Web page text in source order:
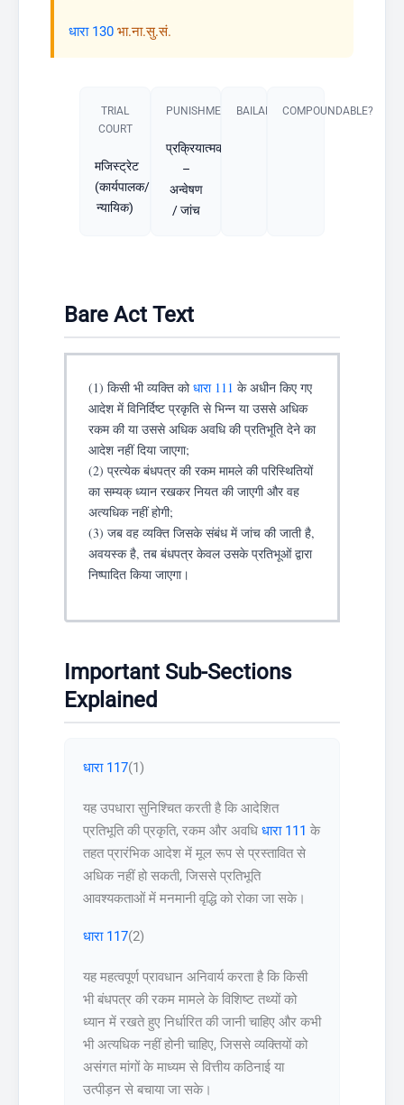
धारा 130 भा.ना.सु.सं.
TRIAL
COURT
मजिस्ट्रेट
(कार्यपालक/
न्यायिक)
PUNISHMENT​
प्रक्रियात्मक
–
अन्वेषण
/ जांच
BAILABLE?COMPOUNDABLE?
Bare Act Text
(1) किसी भी व्यक्ति कोधारा 111 के अधीन किए गए
आदेश में विनिर्दिष्ट प्रकृति से भिन्न या उससे अधिक
रकम की या उससे अधिक अवधि की प्रतिभूति देने का
आदेश नहीं दिया जाएगा;
(2) प्रत्येक बंधपत्र की रकम मामले की परिस्थितियों
का सम्यक् ध्यान रखकर नियत की जाएगी और वह
अत्यधिक नहीं होगी;
(3) जब वह व्यक्ति जिसके संबंध में जांच की जाती है,
अवयस्क है, तब बंधपत्र केवल उसके प्रतिभूओं द्वारा
निष्पादित किया जाएगा।
Important Sub-Sections
Explained
धारा 117(1)
यह उपधारा सुनिश्चित करती है कि आदेशित
प्रतिभूति की प्रकृति, रकम और अवधि धारा 111 के
तहत प्रारंभिक आदेश में मूल रूप से प्रस्तावित से
अधिक नहीं हो सकती, जिससे प्रतिभूति
आवश्यकताओं में मनमानी वृद्धि को रोका जा सके।
धारा 117(2)
यह महत्वपूर्ण प्रावधान अनिवार्य करता है कि किसी
भी बंधपत्र की रकम मामले के विशिष्ट तथ्यों को
ध्यान में रखते हुए निर्धारित की जानी चाहिए और कभी
भी अत्यधिक नहीं होनी चाहिए, जिससे व्यक्तियों को
असंगत मांगों के माध्यम से वित्तीय कठिनाई या
उत्पीड़न से बचाया जा सके।